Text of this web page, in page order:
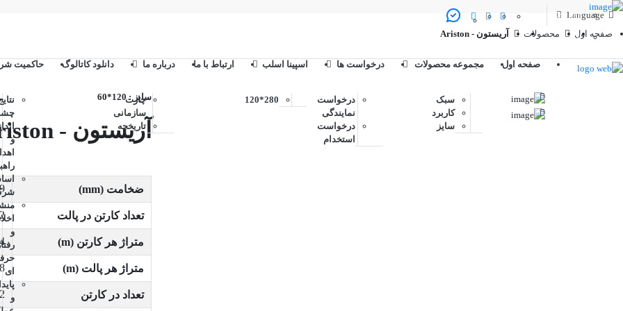
Language
English
العربیه
صفحه اول مجموعه محصولات
سبک
کاربرد
سایز
درخواست ها
درخواست
نمایندگی
درخواست
استخدام
اسپینا اسلب
280*120
ارتباط با ما درباره ما
چارت
سازمانی
تاریخچه
دانلود کاتالوگ حاکمیت
و
و
ای
و
صفحه اول محصولات آریستون - Ariston
سایز : 120*60
آریستون - Ariston
ضخامت (mm)
تعداد کارتن در پالت
متراژ هر کارتن (m)
متراژ هر پالت (m)
تعداد در کارتن 2